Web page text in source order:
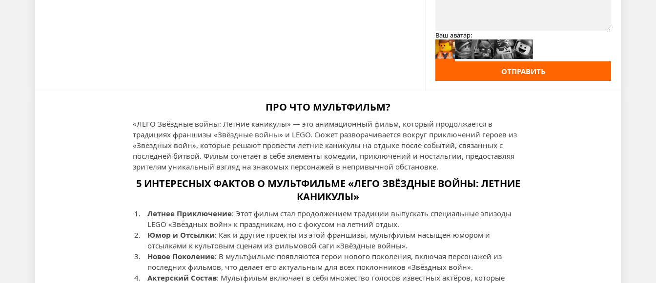
Ваш аватар:
ОТПРАВИТЬ
ПРО ЧТО МУЛЬТФИЛЬМ?
«ЛЕГО Звёздные войны: Летние каникулы» — это анимационный фильм, который продолжается в
традициях франшизы «Звёздные войны» и LEGO. Сюжет разворачивается вокруг приключений героев из
«Звёздных войн», которые решают провести летние каникулы на отдыхе после событий, связанных с
последней битвой. Фильм сочетает в себе элементы комедии, приключений и ностальгии, предоставляя
зрителям уникальный взгляд на знакомых персонажей в непривычной обстановке.
5 ИНТЕРЕСНЫХ ФАКТОВ О МУЛЬТФИЛЬМЕ «ЛЕГО ЗВЁЗДНЫЕ ВОЙНЫ: ЛЕТНИЕ
КАНИКУЛЫ»
Летнее Приключение: Этот фильм стал продолжением традиции выпускать специальные эпизоды
LEGO «Звёздных войн» к праздникам, но с фокусом на летний отдых.
Юмор и Отсылки: Как и другие проекты из этой франшизы, мультфильм насыщен юмором и
отсылками к культовым сценам из фильмовой саги «Звёздные войны».
Новое Поколение: В мультфильме появляются герои нового поколения, включая персонажей из
последних фильмов, что делает его актуальным для всех поклонников «Звёздных войн».
Актерский Состав: Мультфильм включает в себя множество голосов известных актёров, которые